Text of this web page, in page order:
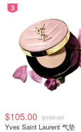
3
$105.00 $150.00
Yves Saint Laurent 气垫